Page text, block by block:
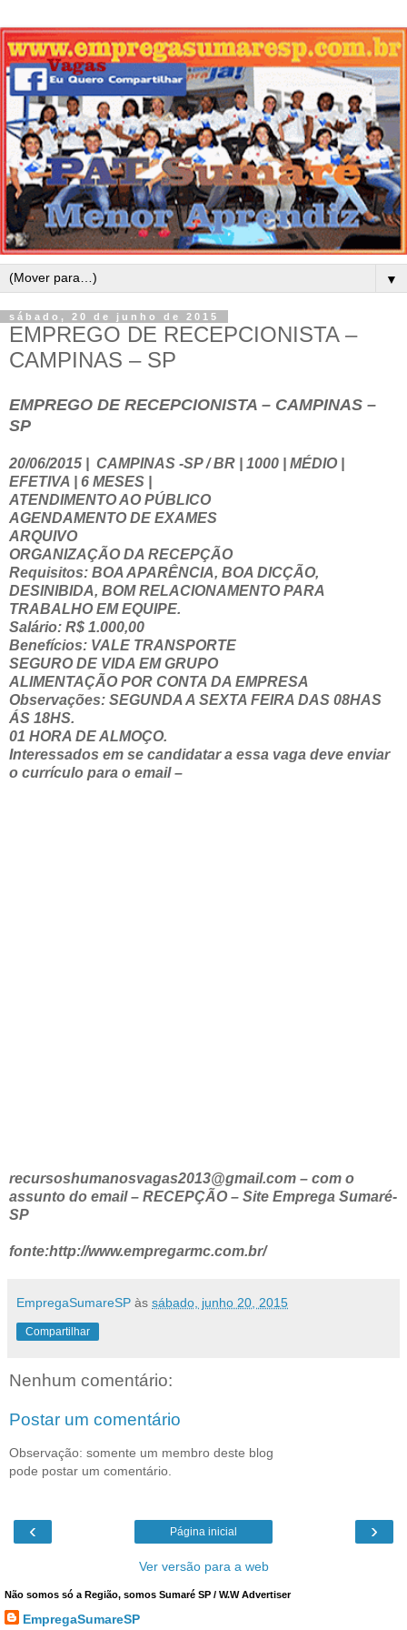
▼
sábado, 20 de junho de 2015
EMPREGO DE RECEPCIONISTA –
CAMPINAS – SP
EMPREGO DE RECEPCIONISTA – CAMPINAS –
SP
20/06/2015
CAMPINAS -SP / BR | 1000 | MÉDIO |
EFETIVA | 6 MESES |
ATENDIMENTO AO PÚBLICO
AGENDAMENTO DE EXAMES
ARQUIVO
ORGANIZAÇÃO DA RECEPÇÃO
Requisitos: BOA APARÊNCIA, BOA DICÇÃO,
DESINIBIDA, BOM RELACIONAMENTO PARA
TRABALHO EM EQUIPE.
Salário: R$ 1.000,00
Benefícios: VALE TRANSPORTE
SEGURO DE VIDA EM GRUPO
ALIMENTAÇÃO POR CONTA DA EMPRESA
Observações: SEGUNDA A SEXTA FEIRA DAS 08HAS
ÁS 18HS.
01 HORA DE ALMOÇO.
Interessados em se candidatar a essa vaga deve enviar
o currículo para o email –
recursoshumanosvagas2013@gmail.com – com o
assunto do email – RECEPÇÃO – Site Emprega Sumaré-
SP
fonte:http://www.empregarmc.com.br/
EmpregaSumareSP às sábado, junho 20, 2015
Compartilhar
Nenhum comentário:
Postar um comentário
Observação: somente um membro deste blog
pode postar um comentário.
‹ ›
Página inicial
Ver versão para a web
Não somos só a Região, somos Sumaré SP / W.W Advertiser
EmpregaSumareSP